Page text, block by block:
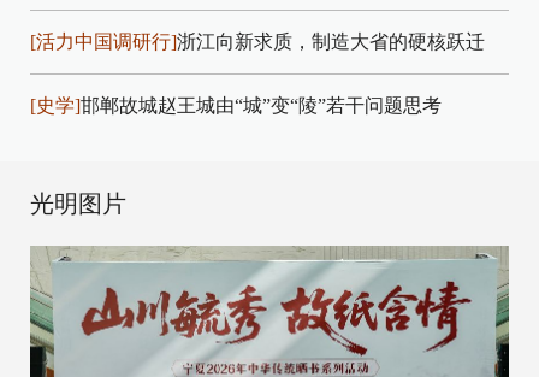
[活力中国调研行]浙江向新求质，制造大省的硬核跃迁
[史学]邯郸故城赵王城由“城”变“陵”若干问题思考
光明图片